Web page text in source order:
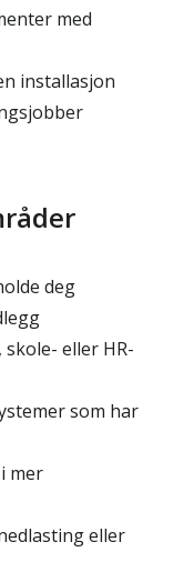
med
installasjon
deg
eller HR-
som har
mer
eller